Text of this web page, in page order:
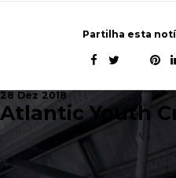
Partilha esta
28 Dez 2018
Atlantic Youth